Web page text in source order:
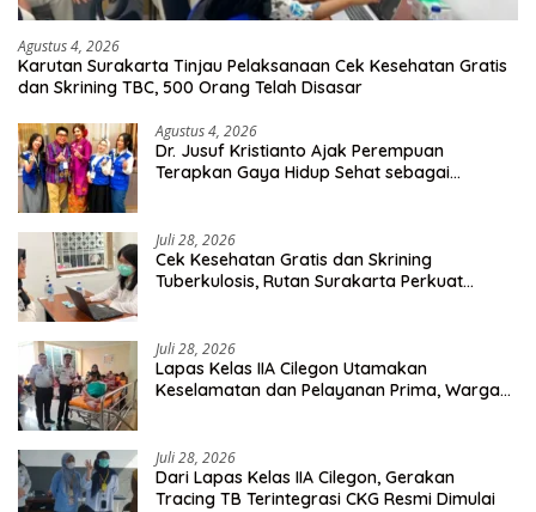
Agustus 4, 2026
Karutan Surakarta Tinjau Pelaksanaan Cek Kesehatan Gratis
dan Skrining TBC, 500 Orang Telah Disasar
Agustus 4, 2026
Dr. Jusuf Kristianto Ajak Perempuan
Terapkan Gaya Hidup Sehat sebagai
Juli 28, 2026
Cek Kesehatan Gratis dan Skrining
Tuberkulosis, Rutan Surakarta Perkuat
Juli 28, 2026
Lapas Kelas IIA Cilegon Utamakan
Keselamatan dan Pelayanan Prima, Warga
Juli 28, 2026
Dari Lapas Kelas IIA Cilegon, Gerakan
Tracing TB Terintegrasi CKG Resmi Dimulai